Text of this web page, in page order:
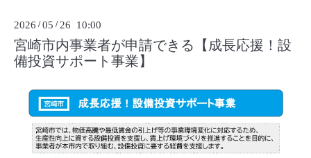
2026 /05 / 26 10:00
宮崎市内事業者が申請できる【成長応援！設
備投資サポート事業】